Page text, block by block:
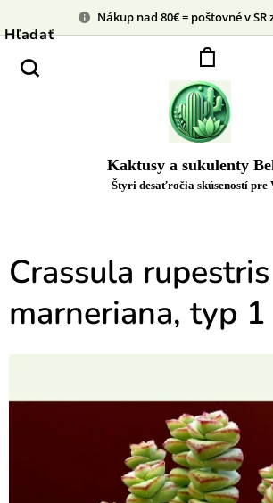
Nákup nad 80€ = poštovné v
Kaktusy a sukulenty
Štyri desaťročia skúseností pre
Hľadať
Crassula
marneriana, typ 1